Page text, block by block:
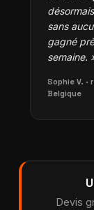
sans
gagné
semaine.
Sophie V.
Belgique
Devis